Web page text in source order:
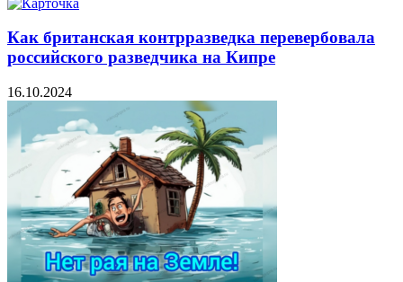
Как британская контрразведка перевербовала
российского разведчика на Кипре
16.10.2024